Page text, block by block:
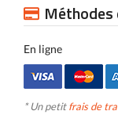
Méthodes
En ligne
* Un petitfrais de